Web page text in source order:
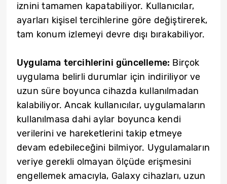
iznini tamamen kapatabiliyor. Kullanıcılar,
ayarları kişisel tercihlerine göre değiştirerek,
tam konum izlemeyi devre dışı bırakabiliyor.
Uygulama tercihlerini güncelleme: Birçok
uygulama belirli durumlar için indiriliyor ve
uzun süre boyunca cihazda kullanılmadan
kalabiliyor. Ancak kullanıcılar, uygulamaların
kullanılmasa dahi aylar boyunca kendi
verilerini ve hareketlerini takip etmeye
devam edebileceğini bilmiyor. Uygulamaların
veriye gerekli olmayan ölçüde erişmesini
engellemek amacıyla, Galaxy cihazları, uzun